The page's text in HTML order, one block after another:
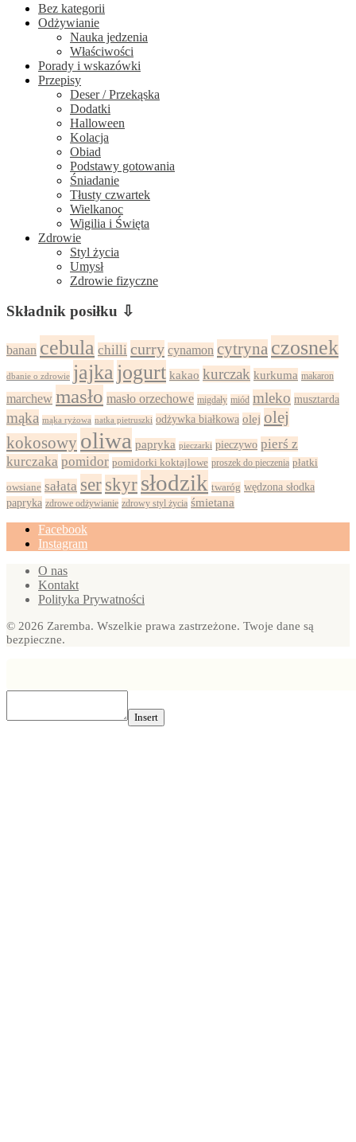
Bez kategorii
Odżywianie
Nauka jedzenia
Właściwości
Porady i wskazówki
Przepisy
Deser / Przekąska
Dodatki
Halloween
Kolacja
Obiad
Podstawy gotowania
Śniadanie
Tłusty czwartek
Wielkanoc
Wigilia i Święta
Zdrowie
Styl życia
Umysł
Zdrowie fizyczne
Składnik posiłku ⇩
banan cebula chilli curry cynamon cytryna czosnek
dbanie o zdrowie jajka jogurt kakao kurczak kurkuma makaron
marchew masło masło orzechowe migdały miód mleko musztarda
mąka mąka ryżowa natka pietruszki odżywka białkowa olej olej
kokosowy oliwa papryka pieczarki pieczywo pierś z
kurczaka pomidor pomidorki koktajlowe proszek do pieczenia płatki
owsiane sałata ser skyr słodzik twaróg wędzona słodka
papryka zdrowe odżywianie zdrowy styl życia śmietana
Facebook
Instagram
O nas
Kontakt
Polityka Prywatności
© 2026 Zaremba. Wszelkie prawa zastrzeżone. Twoje dane są
bezpieczne.
Insert